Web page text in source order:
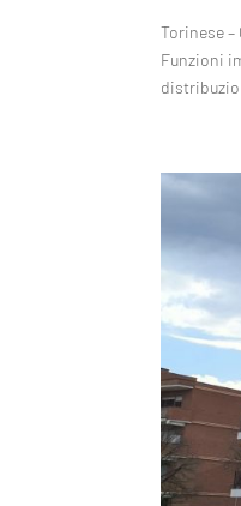
Torinese
Funzioni